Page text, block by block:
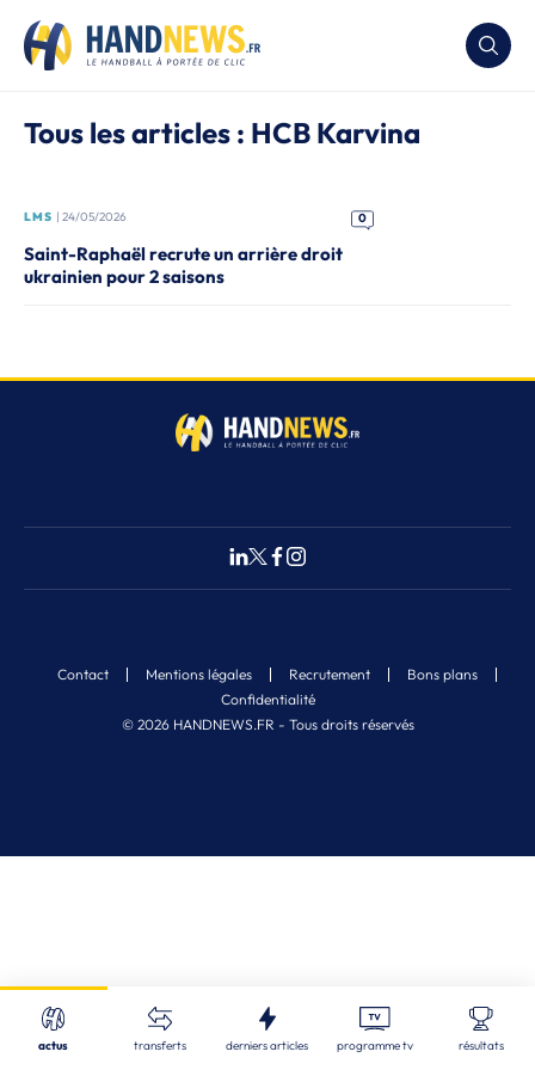
Recherche
Tous les articles : HCB Karvina
LMS | 24/05/2026 0
Saint-Raphaël recrute un arrière droit
ukrainien pour 2 saisons
© 2026 HANDNEWS.FR - Tous droits réservés
Contact Mentions légales Recrutement
Bons plans
Confidentialité
actus transferts derniers articles programme tv résultats
Nos derniers articles
LBE | 07/08/2026